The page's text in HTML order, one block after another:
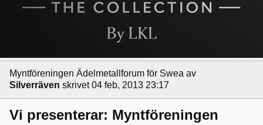
Myntföreningen Ädelmetallforum för Swea av
Silverräven skrivet 04 feb, 2013 23:17
Vi presenterar: Myntföreningen